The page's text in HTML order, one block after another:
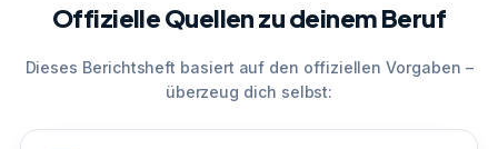
Offizielle Quellen zu deinem Beruf
Dieses Berichtsheft basiert auf den offiziellen Vorgaben –
überzeug dich selbst: